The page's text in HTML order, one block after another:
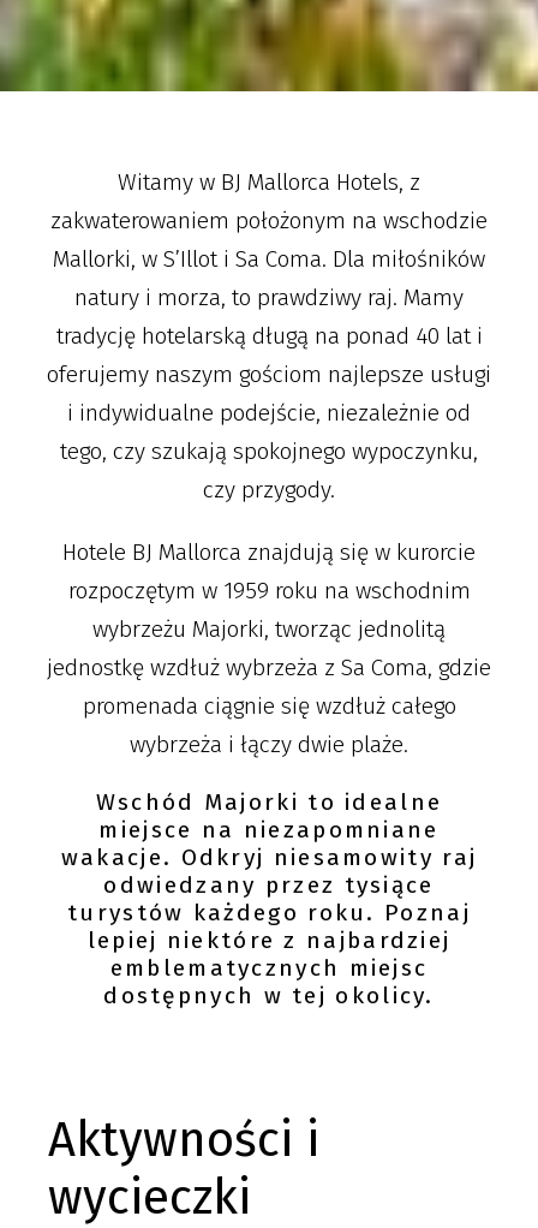
Witamy w BJ Mallorca Hotels, z
zakwaterowaniem położonym na wschodzie
Mallorki, w S’Illot i Sa Coma. Dla miłośników
natury i morza, to prawdziwy raj. Mamy
tradycję hotelarską długą na ponad 40 lat i
oferujemy naszym gościom najlepsze usługi
i indywidualne podejście, niezależnie od
tego, czy szukają spokojnego wypoczynku,
czy przygody.
Hotele BJ Mallorca znajdują się w kurorcie
rozpoczętym w 1959 roku na wschodnim
wybrzeżu Majorki, tworząc jednolitą
jednostkę wzdłuż wybrzeża z Sa Coma, gdzie
promenada ciągnie się wzdłuż całego
wybrzeża i łączy dwie plaże.
Wschód Majorki to idealne
miejsce na niezapomniane
wakacje. Odkryj niesamowity raj
odwiedzany przez tysiące
turystów każdego roku. Poznaj
lepiej niektóre z najbardziej
emblematycznych miejsc
dostępnych w tej okolicy.
Aktywności i
wycieczki